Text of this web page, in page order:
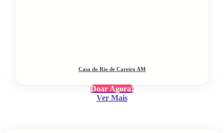
Casa do Rio de Careiro AM
Doar Agora!
Ver Mais